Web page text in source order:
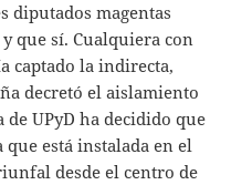
diputados magentas
que sí. Cualquiera con
captado la indirecta,
decretó el aislamiento
UPyD ha decidido que
está instalada en el
desde el centro de